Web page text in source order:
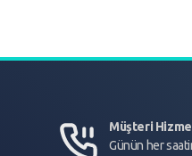
Müşteri
Günün her